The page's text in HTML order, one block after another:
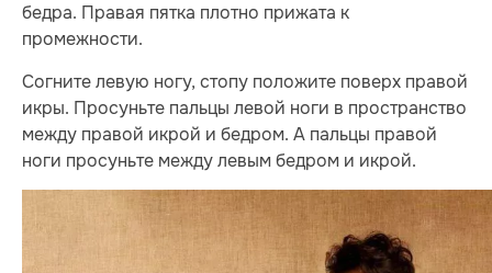
бедра. Правая пятка плотно прижата к
промежности.
Согните левую ногу, стопу положите поверх правой
икры. Просуньте пальцы левой ноги в пространство
между правой икрой и бедром. А пальцы правой
ноги просуньте между левым бедром и икрой.